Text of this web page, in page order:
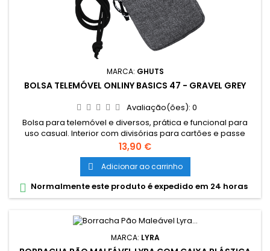
MARCA: GHUTS
BOLSA TELEMÓVEL ONLINY BASICS 47 - GRAVEL GREY
Avaliação(ões): 0
Bolsa para telemóvel e diversos, prática e funcional para
uso casual. Interior com divisórias para cartões e passe
escolar, bolsa exterior com fecho e cordão removível.
Dimensões: • 9,5 x 18 x 2 cm Material: • Polyester 600D• Fechos
e cursor certificados YKK PVP Recomendado: • 14,90 €
Preço
13,90 €
 Adicionar ao carrinho
 Normalmente este produto é expedido em 24 horas
MARCA: LYRA